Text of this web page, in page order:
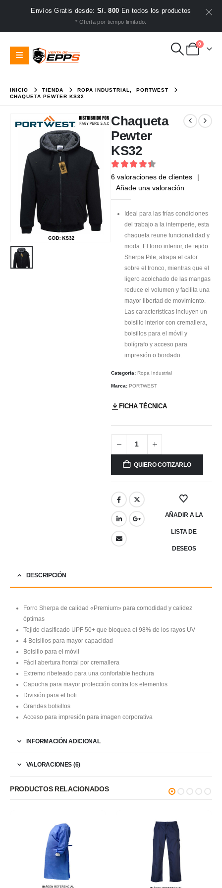
Envíos Gratis desde:S/. 800 En todos los productos
* Oferta por tiempo limitado.
0
INICIO TIENDA ROPA INDUSTRIAL
PORTWEST
CHAQUETA PEWTER KS32
Chaqueta
Pewter
KS32
4.5out of 5
6 valoraciones de clientes
|
Añade una valoración
Ideal para las frías condiciones
del trabajo a la intemperie, esta
chaqueta reune funcionalidad y
moda. El forro interior, de tejido
Sherpa Pile, atrapa el calor
sobre el tronco, mientras que el
ligero acolchado de las mangas
reduce el volumen y facilita una
mayor libertad de movimiento.
Las características incluyen un
bolsillo interior con cremallera,
bolsillos para el móvil y
bolígrafo y acceso para
impresión o bordado.
Categoría: Ropa Industrial
Marca: PORTWEST
FICHA TÉCNICA
QUIERO COTIZARLO
AÑADIR A LA
LISTA DE
DESEOS
DESCRIPCIÓN
Forro Sherpa de calidad «Premium» para comodidad y calidez
óptimas
Tejido clasificado UPF 50+ que bloquea el 98% de los rayos UV
4 Bolsillos para mayor capacidad
Bolsillo para el móvil
Fácil abertura frontal por cremallera
Extremo ribeteado para una confortable hechura
Capucha para mayor protección contra los elementos
División para el boli
Grandes bolsillos
Acceso para impresión para imagen corporativa
INFORMACIÓN ADICIONAL
VALORACIONES (6)
PRODUCTOS RELACIONADOS